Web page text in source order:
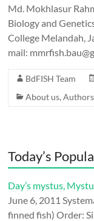
Md. Mokhlasur
Biology and
College Melandah,
mail:
BdFISH Team
About us,Authors
Today’s
Day’s mystus,
June 6, 2011
finned fish) Order: